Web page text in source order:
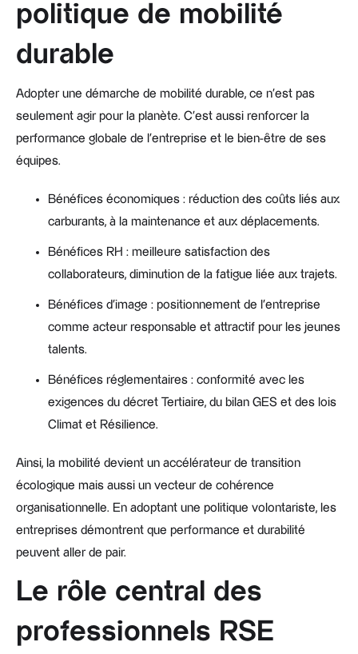
politique de mobilité
durable
Adopter une démarche de mobilité durable, ce n’est pas
seulement agir pour la planète. C’est aussi renforcer la
performance globale de l’entreprise et le bien-être de ses
équipes.
Bénéfices économiques : réduction des coûts liés aux
carburants, à la maintenance et aux déplacements.
Bénéfices RH : meilleure satisfaction des
collaborateurs, diminution de la fatigue liée aux trajets.
Bénéfices d’image : positionnement de l’entreprise
comme acteur responsable et attractif pour les jeunes
talents.
Bénéfices réglementaires : conformité avec les
exigences du décret Tertiaire, du bilan GES et des lois
Climat et Résilience.
Ainsi, la mobilité devient un accélérateur de transition
écologique mais aussi un vecteur de cohérence
organisationnelle. En adoptant une politique volontariste, les
entreprises démontrent que performance et durabilité
peuvent aller de pair.
Le rôle central des
professionnels RSE